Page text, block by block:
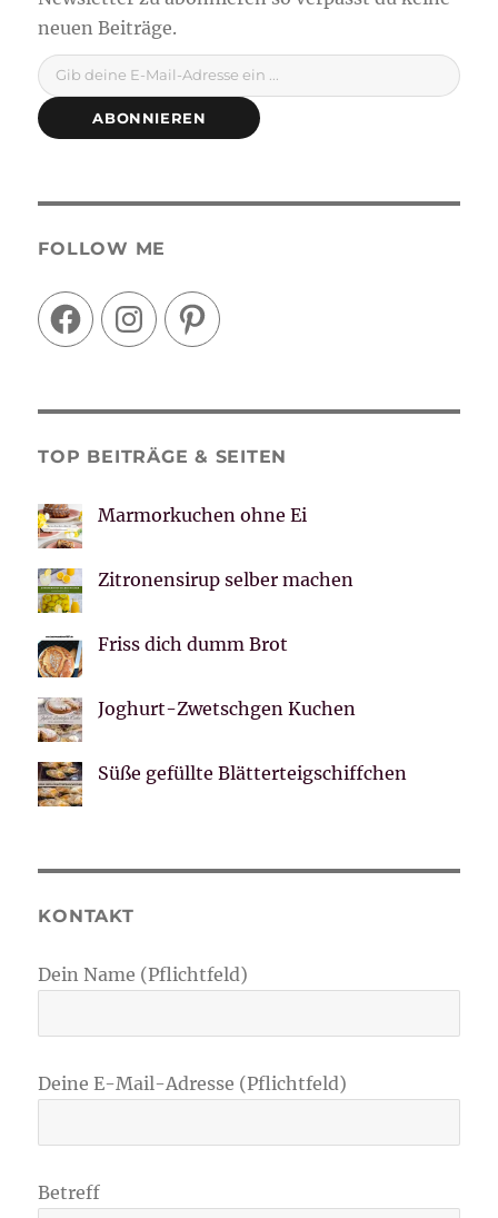
Gib deine E-Mail-Adresse ein ...
ABONNIEREN
FOLLOW ME
FacebookInstagramPinterest
TOP BEITRÄGE & SEITEN
Marmorkuchen ohne Ei
Zitronensirup selber machen
Friss dich dumm Brot
Joghurt-Zwetschgen Kuchen
Süße gefüllte Blätterteigschiffchen
KONTAKT
Dein Name (Pflichtfeld)
Deine E-Mail-Adresse (Pflichtfeld)
Betreff